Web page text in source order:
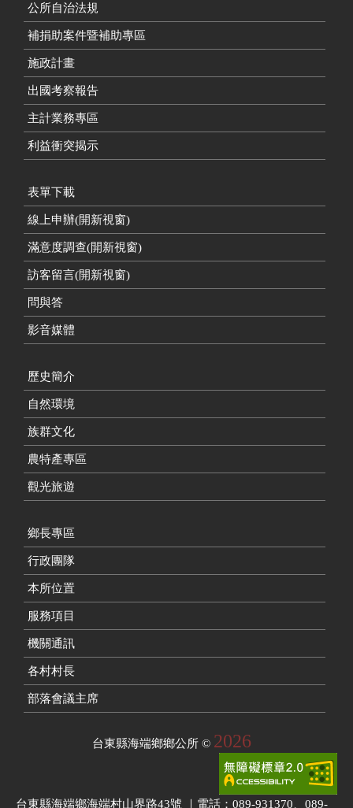
公所自治法規
補捐助案件暨補助專區
施政計畫
出國考察報告
主計業務專區
利益衝突揭示
表單下載
線上申辦(開新視窗)
滿意度調查(開新視窗)
訪客留言(開新視窗)
問與答
影音媒體
歷史簡介
自然環境
族群文化
農特產專區
觀光旅遊
鄉長專區
行政團隊
本所位置
服務項目
機關通訊
各村村長
部落會議主席
台東縣海端鄉鄉公所 © 2026
台東縣海端鄉海端村山界路43號 ｜電話：089-931370、089-